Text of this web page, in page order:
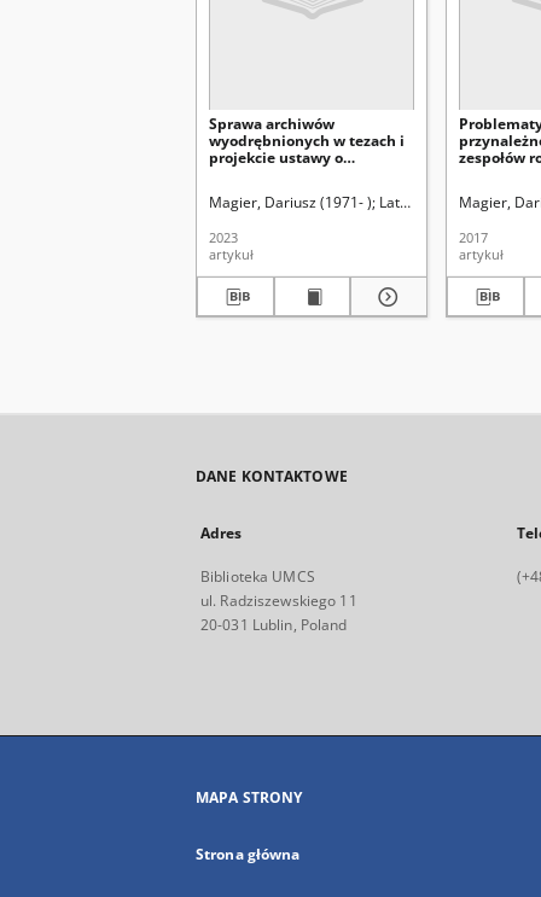
Sprawa archiwów
wyodrębnionych w tezach i
projekcie ustawy o
– pierwsze starcie
Państwowych z
Ministerstwem Spraw
Wewnętrznych
Magier, Dariusz (1971- ) Latawiec, Krzysztof.
2023
artykuł
zespołów
terenu
Polskiego
Magier,
2017
artykuł
DANE KONTAKTOWE
Adres
Biblioteka UMCS
ul. Radziszewskiego 11
20-031 Lublin, Poland
MAPA STRONY
Strona główna